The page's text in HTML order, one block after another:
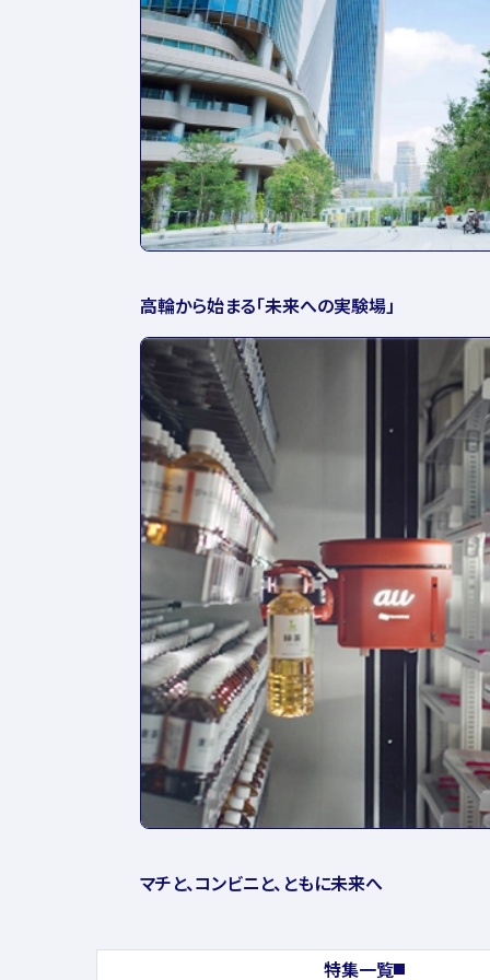
高輪から始まる「未来への実験場」
マチと、コンビニと、ともに未来へ
特集一覧